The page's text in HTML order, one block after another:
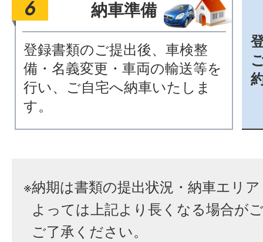
納車準備
登録書類のご提出後、車検整
備・名義変更・車両の輸送等を
行い、ご自宅へ納車いたしま
す。
※納期は書類の提出状況・納車エリ
よっては上記より長くなる場合が
ご了承ください。